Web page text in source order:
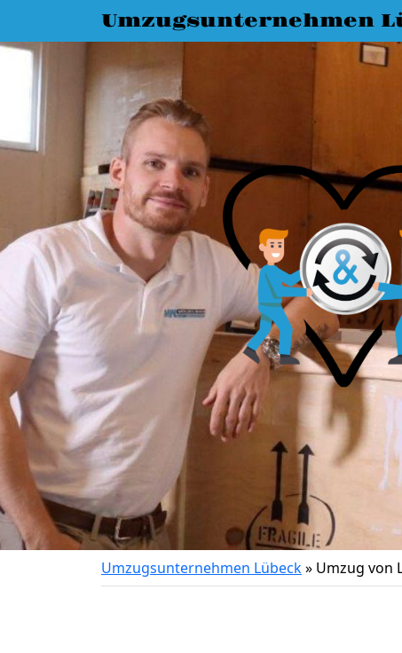
Umzugsunternehmen
Umzugsunternehmen Lübeck» Umzug von